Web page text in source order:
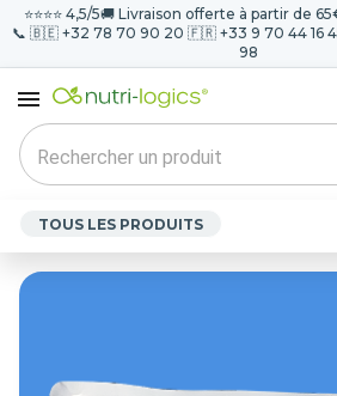
⭐️⭐️⭐️⭐️ 4,5/5🚚 Livraison offerte à partir de
📞 🇧🇪 +32 78 70 90 20 🇫🇷 +33 9 70 44 16
98
TOUS LES PRODUITS